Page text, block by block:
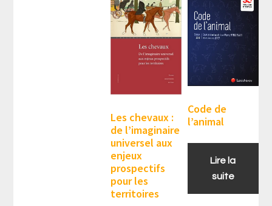
Les chevaux :
de l’imaginaire
universel aux
enjeux
prospectifs
pour les
territoires
Code de
l’animal
Lire la
suite